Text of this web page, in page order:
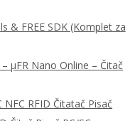
& FREE SDK (Komplet za
μFR Nano Online – Čitač
RFID Čitatač Pisač